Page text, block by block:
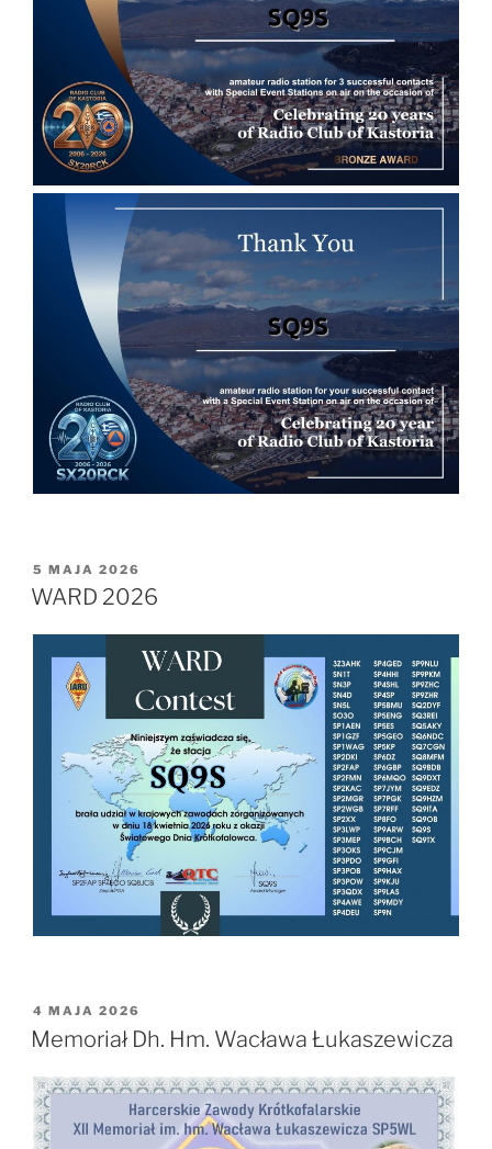
OPUBLIKOWANE
W
5 MAJA 2026
WARD 2026
OPUBLIKOWANE
W
4 MAJA 2026
Memoriał Dh. Hm. Wacława Łukaszewicza